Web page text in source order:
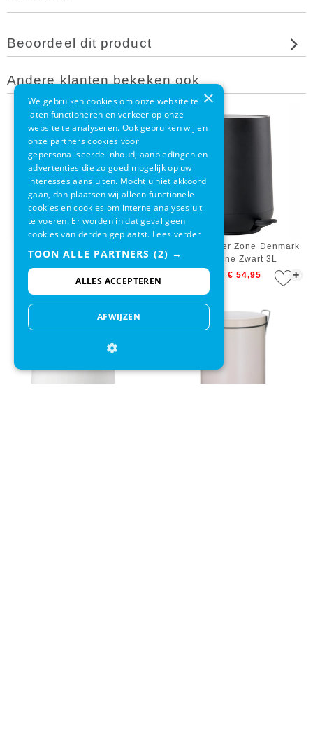
Beoordeel dit product
Andere klanten bekeken ook
+
Pedaalemmer Zone Denmark
Nova One Zwart 3L
€ 74,95 € 54,95
×
We gebruiken cookies om onze website te
laten functioneren en verkeer op onze
website te analyseren. Ook gebruiken wij en
onze partners cookies voor
gepersonaliseerde inhoud, aanbiedingen en
advertenties die zo goed mogelijk op uw
interesses aansluiten. Mocht u niet akkoord
gaan, dan plaatsen wij alleen functionele
cookies en cookies om interne analyses uit
te voeren. Er worden in dat geval geen
cookies van derden geplaatst. Lees verder
TOON ALLE PARTNERS (2) →
ALLES ACCEPTEREN
AFWIJZEN